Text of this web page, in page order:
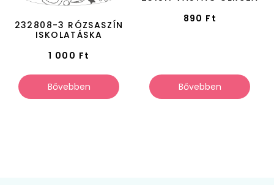
232808-3 RÓZSASZÍN
ISKOLATÁSKA
1 000 Ft
Bővebben
890 Ft
Bővebben